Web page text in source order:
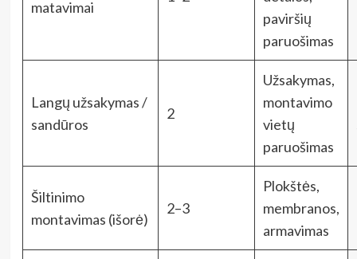
matavimai
paviršių
paruošimas
Langų užsakymas /
sandūros
2
Užsakymas,
montavimo
vietų
paruošimas
Šiltinimo
montavimas (išorė)
2–3
Plokštės,
membranos,
armavimas